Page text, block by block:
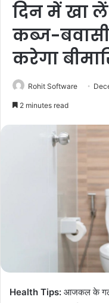
दिन में खा
कब्ज-
करेगा
Rohit Software
2 minutes read
Health Tips: आजकल के